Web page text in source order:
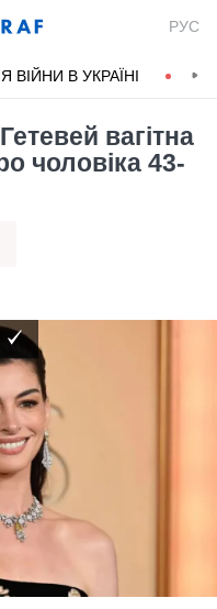
РУС
В УКРАЇНІ
вагітна
чоловіка 43-